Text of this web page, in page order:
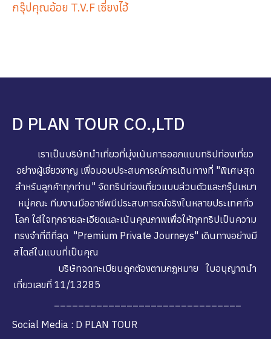
กรุ๊ปคุณอ้อย T.V.F เซี่ยงไฮ้
D PLAN TOUR CO.,LTD
เราเป็นบริษัทนำเที่ยวที่มุ่งเน้นการออกแบบทริปท่องเที่ยว
อย่างผู้เชี่ยวชาญ เพื่อมอบประสบการณ์การเดินทางที่ "พิเศษสุด
สำหรับลูกค้าทุกท่าน" จัดทริปท่องเที่ยวแบบส่วนตัวและกรุ๊ปเหมา
หมู่คณะ ทีมงานมืออาชีพมีประสบการณ์จริงในหลายประเทศทั่ว
โลก ใส่ใจทุกรายละเอียดและเน้นคุณภาพเพื่อให้ทุกทริปเป็นความ
ทรงจำที่ดีที่สุด "Premium Private Journeys" เดินทางอย่างมี
สไตล์ในแบบที่เป็นคุณ
บริษัทจดทะเบียนถูกต้องตามกฎหมาย ใบอนุญาตนำ
เที่ยวเลขที่ 11/13285
Social Media : D PLAN TOUR